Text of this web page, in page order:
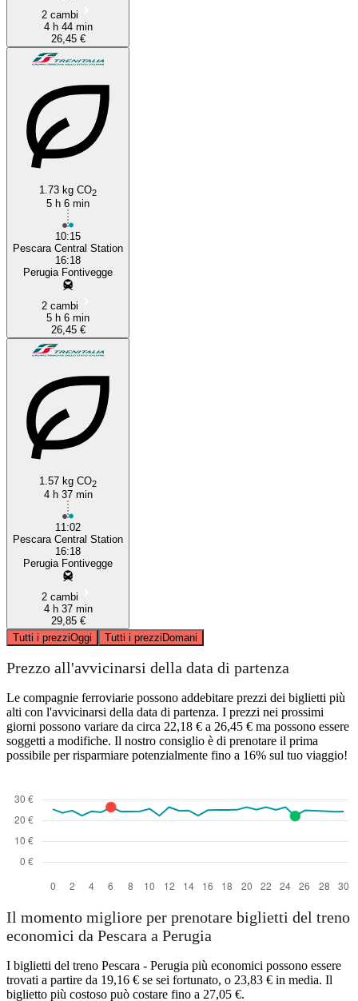
2 cambi
4 h 44 min
26,45 €
1.73 kg CO2
5 h 6 min
10:15
Pescara Central Station
16:18
Perugia Fontivegge
2 cambi
5 h 6 min
26,45 €
1.57 kg CO2
4 h 37 min
11:02
Pescara Central Station
16:18
Perugia Fontivegge
2 cambi
4 h 37 min
29,85 €
Tutti i prezziOggi Tutti i prezziDomani
Prezzo all'avvicinarsi della data di partenza
Le compagnie ferroviarie possono addebitare prezzi dei biglietti più
alti con l'avvicinarsi della data di partenza. I prezzi nei prossimi
giorni possono variare da circa 22,18 € a 26,45 € ma possono essere
soggetti a modifiche. Il nostro consiglio è di prenotare il prima
possibile per risparmiare potenzialmente fino a 16% sul tuo viaggio!
Il momento migliore per prenotare biglietti del treno
economici da Pescara a Perugia
I biglietti del treno Pescara - Perugia più economici possono essere
trovati a partire da 19,16 € se sei fortunato, o 23,83 € in media. Il
biglietto più costoso può costare fino a 27,05 €.